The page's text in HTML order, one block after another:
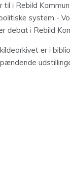
i Rebild
system -
debat i Rebild
er i